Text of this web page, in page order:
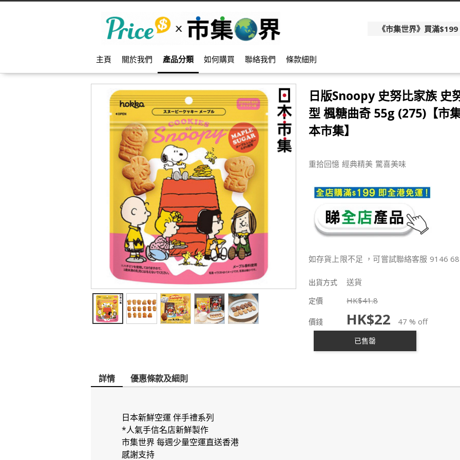
《市集世界》買滿
主頁 關於我們 產品分類 如何購買 聯絡我們 條款細則
日版Snoopy 史努比家族 史
型 楓糖曲奇 55g (275)【市
本市集】
重拾回憶 經典精美 驚喜美味
如存貨上限不足 ，可嘗試聯絡客服 9146
出貨方式 送貨
定價 HK$41.8
價錢 HK$22 47 % off
已售罄
詳情 優惠條款及細則
日本新鮮空運 伴手禮系列
*人氣手信名店新鮮製作
市集世界 每週少量空運直送香港
感謝支持